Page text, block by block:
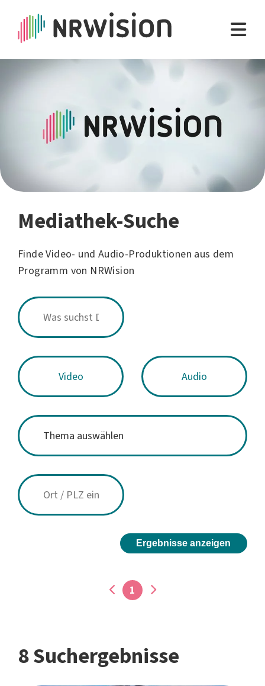
Mediathek-Suche
Finde Video- und Audio-Produktionen aus dem
Programm von NRWision
Video Audio
Ergebnisse anzeigen
1
8 Suchergebnisse